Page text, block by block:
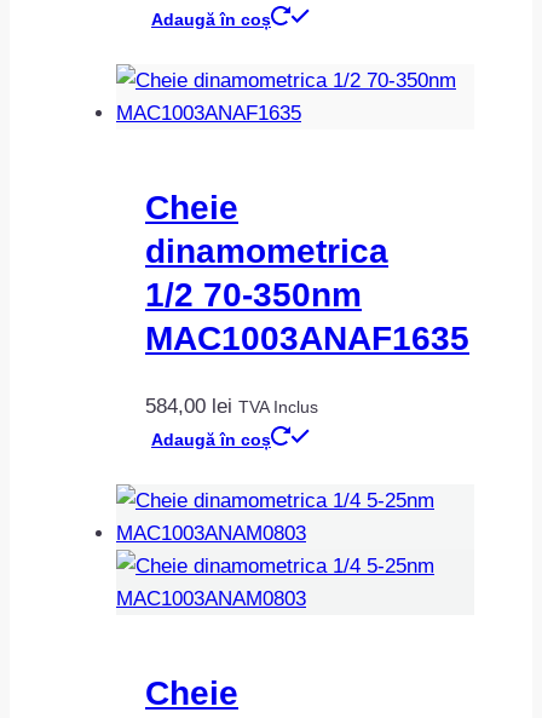
Adaugă în coș
Cheie
dinamometrica
1/2 70-350nm
MAC1003ANAF1635
584,00 lei TVA Inclus
Adaugă în coș
Cheie